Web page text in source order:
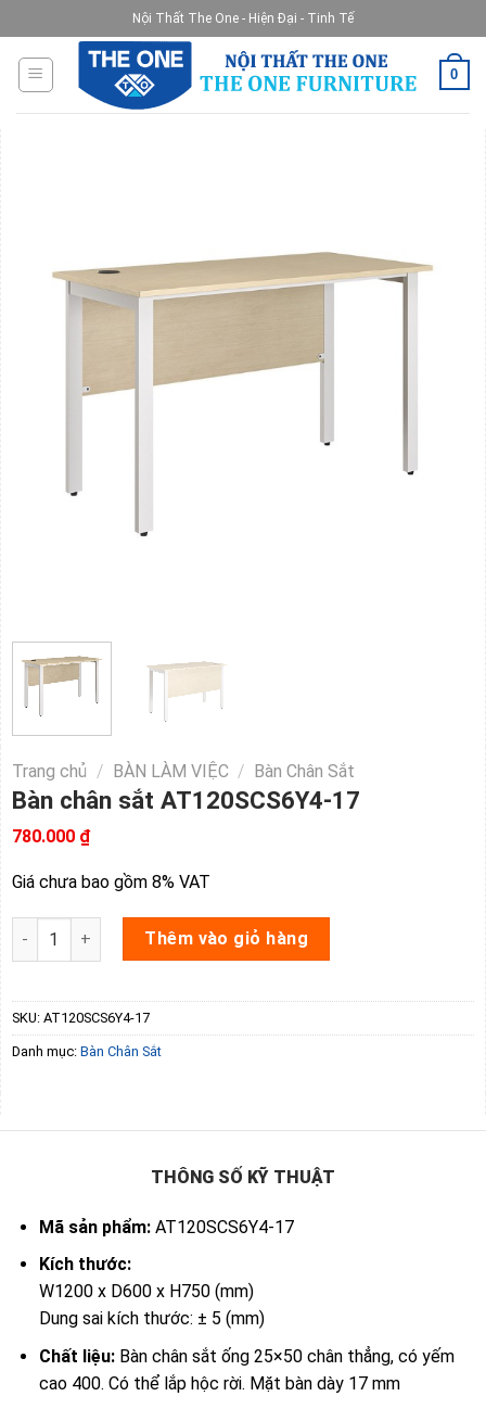
to
content
Nội Thất The One - Hiện Đại - Tinh Tế
0
Trang chủ / BÀN LÀM VIỆC / Bàn Chân Sắt
Bàn chân sắt AT120SCS6Y4-17
780.000 ₫
Giá chưa bao gồm 8% VAT
Bàn chân sắt AT120SCS6Y4-17 số lượng
Thêm vào giỏ hàng
SKU: AT120SCS6Y4-17
Danh mục: Bàn Chân Sắt
THÔNG SỐ KỸ THUẬT
Mã sản phẩm: AT120SCS6Y4-17
Kích thước:
W1200 x D600 x H750 (mm)
Dung sai kích thước: ± 5 (mm)
Chất liệu: Bàn chân sắt ống 25×50 chân thẳng, có yếm
cao 400. Có thể lắp hộc rời. Mặt bàn dày 17 mm